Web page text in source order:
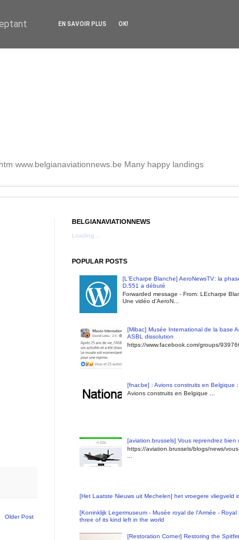
www.belgianaviationnews.be Many happy landings
Older Post
BELGIANAVIATIONNEWS
Loading...
POPULAR POSTS
[L'Echarpe Blanche] AeroNewsTV: la
D.551 a débuté
Forwarded message - From: LEcharpe
Une vidéo d'AeroN...
[Mibac] Musée International de la base
ASBL dissolution
https://www.facebook.com/groups/
[fnar.be] : Avions construits en Belgique
Avions construits en Belgique ...
[aviation.brussels] Vous reprendrez bien
https://aviation.brussels/blogs/news/
[Het Laatste Nieuws uit Mechelen] het vroegere vliegveld
[Koninklijk Legermuseum - Musée royal de l'Armée -
three of its kind left in the world
[Restoration Corner] Restoring the
EN SAVOIR PLUS OK!